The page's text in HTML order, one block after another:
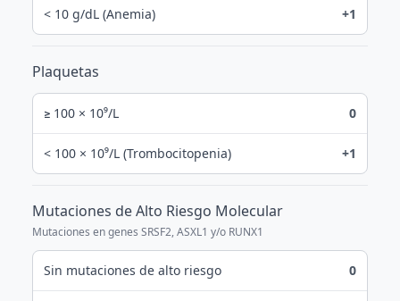
< 10 g/dL (Anemia) +1
Plaquetas
≥ 100 × 10⁹/L 0
< 100 × 10⁹/L (Trombocitopenia) +1
Mutaciones de Alto Riesgo Molecular
Mutaciones en genes SRSF2, ASXL1 y/o RUNX1
Sin mutaciones de alto riesgo 0